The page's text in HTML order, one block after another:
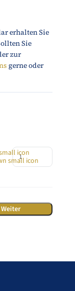
erhalten Sie
Sie
zur
gerne oder
Weiter